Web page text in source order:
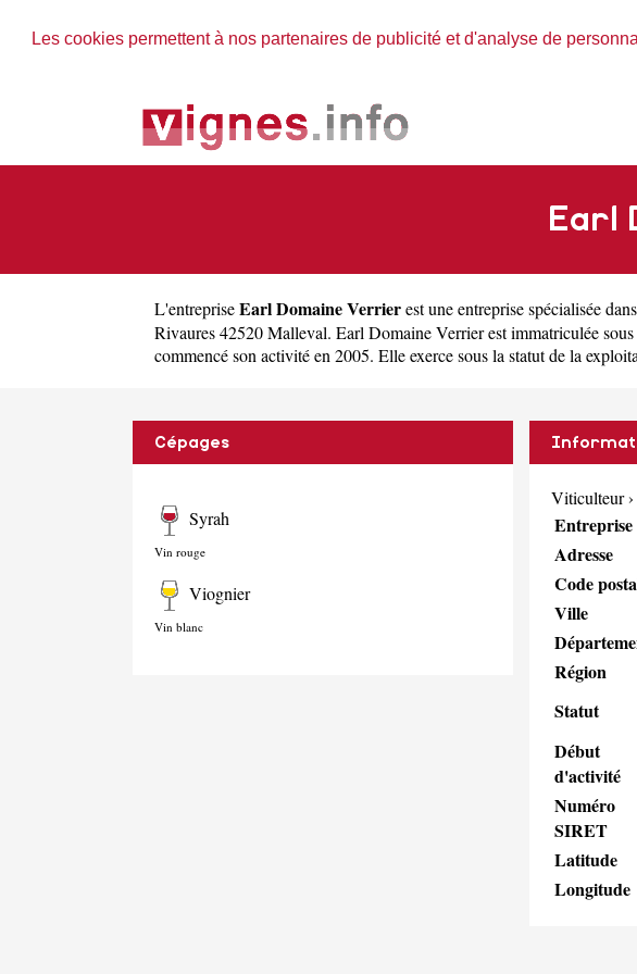
Les cookies permettent à nos partenaires de publicité et d'analyse de
Earl
L'entrepriseEarl Domaine Verrierest uneentreprise spécialisée
Rivaures 42520 Malleval. Earl Domaine Verrier est immatriculée
commencé son activité en 2005. Elle exerce sous la statut de la
Cépages
Syrah
Vin rouge
Viognier
Vin blanc
Viticulteur›
Entreprise
Adresse
Code
Ville
Région
Statut
Début
d'activité
Numéro
SIRET
Latitude
Longitude